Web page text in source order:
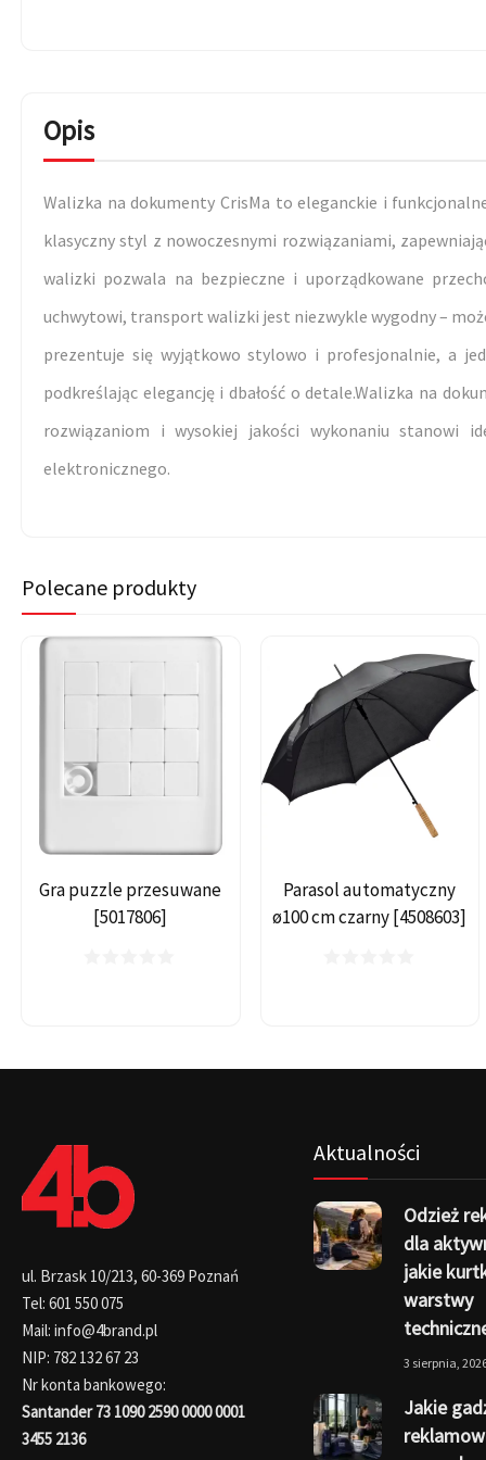
Opis
Walizka na dokumenty CrisMa to eleganckie i
klasyczny styl z nowoczesnymi rozwiązaniami,
walizki pozwala na bezpieczne i uporządkowane
uchwytowi, transport walizki jest niezwykle wygodny –
prezentuje się wyjątkowo stylowo i profesjonalnie, a
podkreślając elegancję i dbałość o detale.Walizka na
rozwiązaniom i wysokiej jakości wykonaniu stanowi
elektronicznego.
Polecane produkty
Gra puzzle przesuwane
[5017806]
Parasol automatyczny
ø100 cm czarny [4508603]
ul. Brzask 10/213, 60-369 Poznań
Tel: 601 550 075
Mail: info@4brand.pl
NIP: 782 132 67 23
Nr konta bankowego:
Santander 73 1090 2590 0000 0001
3455 2136
Aktualności
Odzież
dla
jakie
warstwy
3 sierpnia,
Jakie